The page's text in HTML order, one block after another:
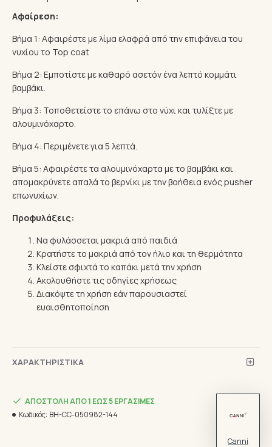
Αφαίρεση:
Βήμα 1: Αφαιρέστε με λίμα ελαφρά από την επιφάνεια του
νυχίου το Top coat
Βήμα 2: Εμποτίστε με καθαρό ασετόν ένα λεπτό κομμάτι
βαμβάκι.
Βήμα 3: Τοποθετείστε το επάνω στο νύχι και τυλίξτε με
αλουμινόχαρτο.
Βήμα 4: Περιμένετε για 5 λεπτά.
Βήμα 5: Αφαιρέστε τα αλουμινόχαρτα με το βαμβάκι και
απομακρύνετε απαλά το βερνίκι με την βοήθεια ενός pusher
επωνυχίων.
Προφυλάξεις:
Να φυλάσσεται μακριά από παιδιά
Κρατήστε το μακριά από τον ήλιο και τη θερμότητα
Κλείστε σφιχτά το καπάκι μετά την χρήση
Ακολουθήστε τις οδηγίες χρήσεως
Διακόψτε τη χρήση εάν παρουσιαστεί
ευαισθητοποίηση
ΧΑΡΑΚΤΗΡΙΣΤΙΚΆ
ΑΠΟΣΤΟΛΉ ΑΠΌ 1 ΈΩΣ 5 ΕΡΓΆΣΙΜΕΣ
Κωδικός: BH-CC-050982-144
Canni